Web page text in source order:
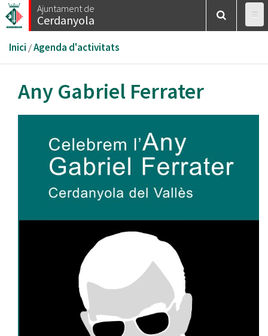
Vés
al
Ajuntament de
Cerdanyola
Esteu
aquí
Inici /Agenda d'activitats
Any Gabriel Ferrater